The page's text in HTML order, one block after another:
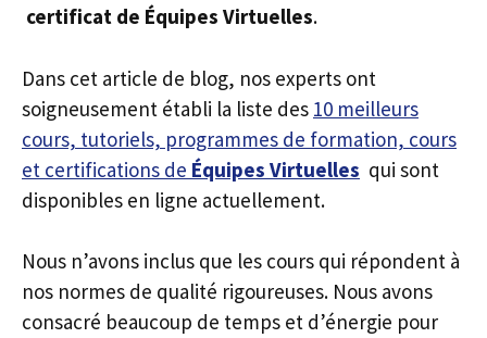
certificat de Équipes Virtuelles.
Dans cet article de blog, nos experts ont
soigneusement établi la liste des 10 meilleurs
cours, tutoriels, programmes de formation, cours
et certifications de Équipes Virtuelles qui sont
disponibles en ligne actuellement.
Nous n’avons inclus que les cours qui répondent à
nos normes de qualité rigoureuses. Nous avons
consacré beaucoup de temps et d’énergie pour